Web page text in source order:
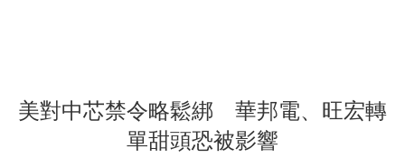
美對中芯禁令略鬆綁 華邦電、旺宏轉
單甜頭恐被影響